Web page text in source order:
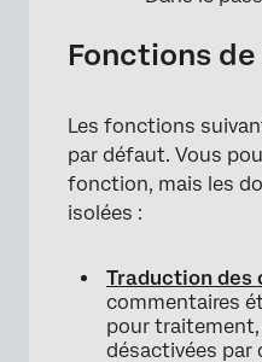
Fonctions de
Les fonctions
par défaut. Vous
fonction, mais les
isolées :
Traduction des
commentaires
pour
désactivées par